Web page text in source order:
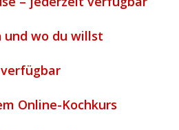
und wo du willst
Online-Kochkurs